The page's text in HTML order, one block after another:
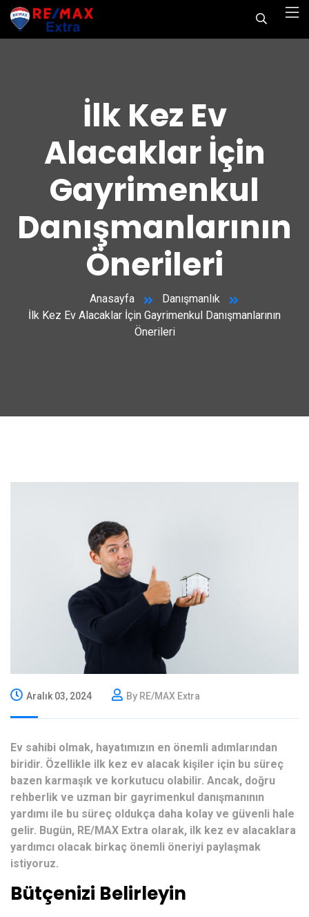
İlk Kez Ev
Alacaklar İçin
Gayrimenkul
Danışmanlarının
Önerileri
Anasayfa
Danışmanlık
İlk Kez Ev Alacaklar İçin Gayrimenkul Danışmanlarının
Önerileri
Aralık 03, 2024 By RE/MAX Extra
Ev sahibi olmak, hayatımızın en önemli adımlarından
biridir. Özellikle ilk kez ev alacak kişiler için bu süreç
bazen karmaşık ve korkutucu olabilir. Ancak, doğru
rehberlik ve uzman bir gayrimenkul danışmanının
yardımı ile bu süreç oldukça daha kolay ve güvenli hale
gelir. Bugün, RE/MAX Extra olarak, ilk kez ev alacaklara
yardımcı olacak birkaç önemli öneriyi paylaşmak
istiyoruz.
Bütçenizi Belirleyin